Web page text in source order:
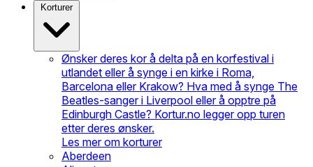
Korturer
Ønsker deres kor å delta på en korfestival i
utlandet eller å synge i en kirke i Roma,
Barcelona eller Krakow? Hva med å synge The
Beatles-sanger i Liverpool eller å opptre på
Edinburgh Castle? Kortur.no legger opp turen
etter deres ønsker.
Les mer om korturer
Aberdeen